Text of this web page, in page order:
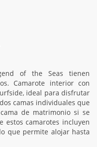
of the Seas tienen
Camarote interior con
ideal para disfrutar
camas individuales que
de matrimonio si se
estos camarotes incluyen
que permite alojar hasta